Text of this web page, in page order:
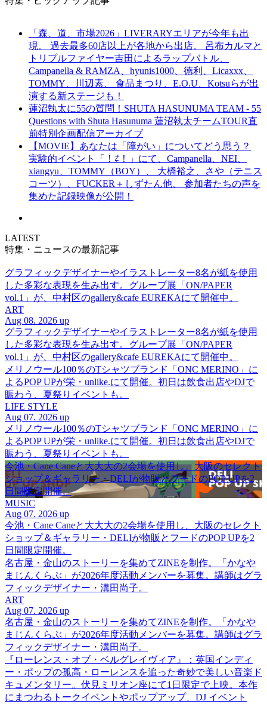
「森、道、市場2026」LIVERARYエリアが今年も出
現。 過去最多60店以上が各地から出店。 呂布カルマと
トリプルファイヤー吉田によるラップバトル、
Campanella & RAMZA、hyunis1000、徳利、Licaxxx、
TOMMY、川辺素、 食品まつり、E.O.U、Kotsuらが出
演する新ステージも！
蓮沼執太に55の質問！SHUTA HASUNUMA TEAM - 55
Questions with Shuta Hasunuma 蓮沼執太チームTOUR直
前特別企画配信アーカイブ
【MOVIE】あなたは「障がい」についてどう思う？
実験的イベント「！⇄！」にて、Campanella、NEI、
xiangyu、TOMMY（BOY）、 大橋裕之、さや（テニス
コーツ）、FUCKER＋しずたん他、 参加者たちの声を
集めた記録映像が公開！
LATEST
特集・ニュースの最新記事
グラフィックデザイナーやイラストレーター8名が紙を使用
した多彩な表現を生み出す。グループ展「ON/PAPER
vol.1」が、中村区のgallery&cafe EUREKAにて開催中。
ART
Aug 08. 2026 up
グラフィックデザイナーやイラストレーター8名が紙を使用
した多彩な表現を生み出す。グループ展「ON/PAPER
vol.1」が、中村区のgallery&cafe EUREKAにて開催中。
メリノウール100％のTシャツブランド「ONC MERINO」に
よるPOP UPが栄・unlike.にて開催。初日は飲食出店やDJで
賑わう、夏祭りイベントも。
LIFE STYLE
Aug 07. 2026 up
メリノウール100％のTシャツブランド「ONC MERINO」に
よるPOP UPが栄・unlike.にて開催。初日は飲食出店やDJで
賑わう、夏祭りイベントも。
今池・Cane Caneと大大大の2会場を使用し、大阪のセレクト
ショップ＆ギャラリー・DELIが物販とフードのPOP UPを2
日間限定開催。
MUSIC
Aug 07. 2026 up
今池・Cane Caneと大大大の2会場を使用し、大阪のセレクト
ショップ＆ギャラリー・DELIが物販とフードのPOP UPを2
日間限定開催。
名古屋・金山のストーリーを集めてZINEを制作。「かなや
まじんくらぶ」が2026年度活動メンバーを募集。講師はグラ
フィックデザイナー・溝田尚子。
ART
Aug 07. 2026 up
名古屋・金山のストーリーを集めてZINEを制作。「かなや
まじんくらぶ」が2026年度活動メンバーを募集。講師はグラ
フィックデザイナー・溝田尚子。
『ローレンス・オブ・ベルグレイヴィア』：英国インディ
ー・ポップの孤高・ローレンスを追った奇妙で美しい音楽ド
キュメンタリー。伏見ミリオン座にて1日限定で上映。本作
にまつわるトークイベントやポップアップ、DJ イベント